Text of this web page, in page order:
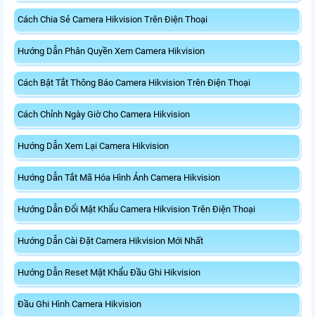
Cách Chia Sẻ Camera Hikvision Trên Điện Thoại
Hướng Dẫn Phân Quyền Xem Camera Hikvision
Cách Bật Tắt Thông Báo Camera Hikvision Trên Điện Thoại
Cách Chỉnh Ngày Giờ Cho Camera Hikvision
Hướng Dẫn Xem Lại Camera Hikvision
Hướng Dẫn Tắt Mã Hóa Hình Ảnh Camera Hikvision
Hướng Dẫn Đổi Mật Khẩu Camera Hikvision Trên Điện Thoại
Hướng Dẫn Cài Đặt Camera Hikvision Mới Nhất
Hướng Dẫn Reset Mật Khẩu Đầu Ghi Hikvision
Đầu Ghi Hình Camera Hikvision